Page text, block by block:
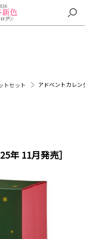
トセット アドベントカレン
年 11月発売］